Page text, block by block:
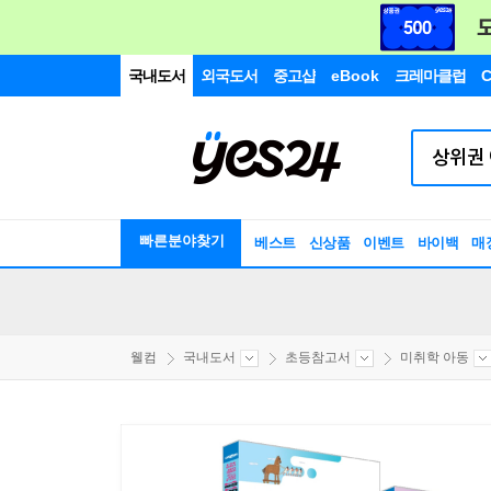
국내도서 외국도서 중고샵 eBook 크레마클럽
빠른분야찾기 베스트 신상품 이벤트 바이백 매
웰컴 국내도서 초등참고서 미취학 아동